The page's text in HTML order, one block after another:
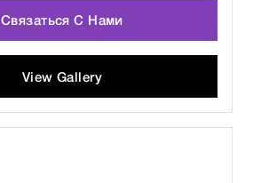
Связаться С Нами
View Gallery